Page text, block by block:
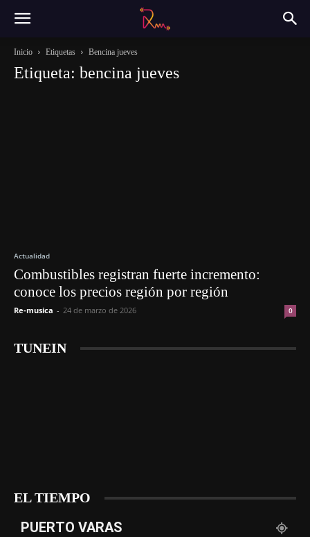
Inicio Etiquetas Bencina jueves
Etiqueta: bencina jueves
Actualidad
Combustibles registran fuerte incremento:
conoce los precios región por región
Re-musica - 24 de marzo de 2026 0
TUNEIN
EL TIEMPO
PUERTO VARAS